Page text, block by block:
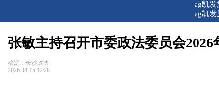
ag凯发
ag凯发
张敏主持召开市委政法委员会
稿源：长沙政法
2026-04-15 12:28